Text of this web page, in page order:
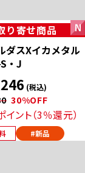
り寄せ商品
ダスXイカメタル
・J
(税込)
30%OFF
ント（3％還元）
#新品